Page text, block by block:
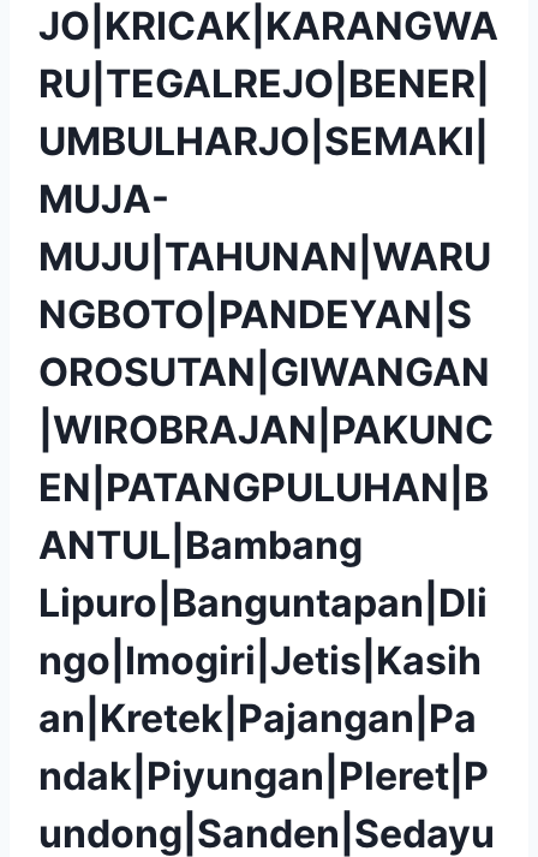
JO|KRICAK|KARANGWA
RU|TEGALREJO|BENER|
UMBULHARJO|SEMAKI|
MUJA-
MUJU|TAHUNAN|WARU
NGBOTO|PANDEYAN|S
OROSUTAN|GIWANGAN
|WIROBRAJAN|PAKUNC
EN|PATANGPULUHAN|B
ANTUL|Bambang
Lipuro|Banguntapan|Dli
ngo|Imogiri|Jetis|Kasih
an|Kretek|Pajangan|Pa
ndak|Piyungan|Pleret|P
undong|Sanden|Sedayu